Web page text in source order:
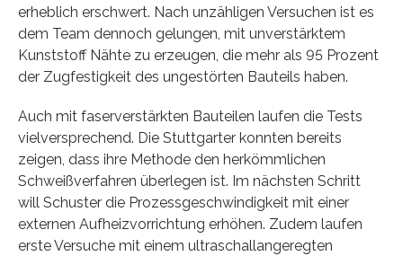
erheblich erschwert. Nach unzähligen Versuchen ist es
dem Team dennoch gelungen, mit unverstärktem
Kunststoff Nähte zu erzeugen, die mehr als 95 Prozent
der Zugfestigkeit des ungestörten Bauteils haben.
Auch mit faserverstärkten Bauteilen laufen die Tests
vielversprechend. Die Stuttgarter konnten bereits
zeigen, dass ihre Methode den herkömmlichen
Schweißverfahren überlegen ist. Im nächsten Schritt
will Schuster die Prozessgeschwindigkeit mit einer
externen Aufheizvorrichtung erhöhen. Zudem laufen
erste Versuche mit einem ultraschallangeregten